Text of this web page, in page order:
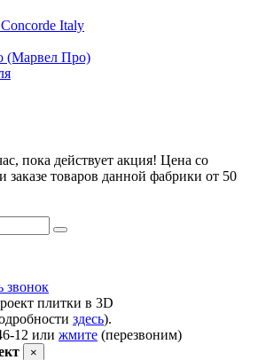
Italy
(Марвел Про)
пока действует акция! Цена со
заказе товаров данной фабрики от 50
звонок
плитки в 3D
здесь).
12 или жмите (перезвоним)
×